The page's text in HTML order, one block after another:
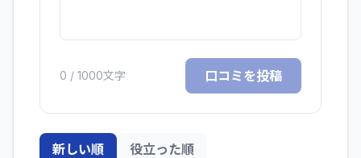
0 / 1000文字 口コミを投稿
新しい順 役立った順